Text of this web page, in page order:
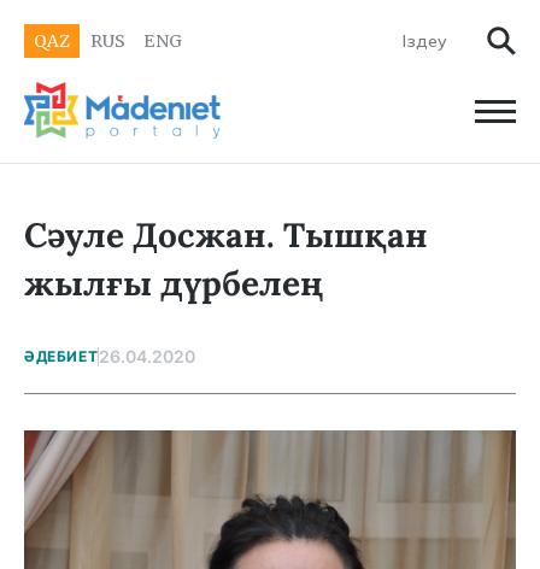
QAZ RUS ENG
Сәуле Досжан. Тышқан
жылғы дүрбелең
ӘДЕБИЕТ26.04.2020